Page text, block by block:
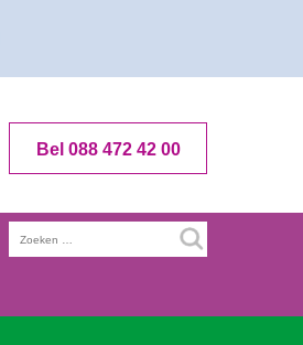
Bel 088 472 42 00
Zoeken
naar: